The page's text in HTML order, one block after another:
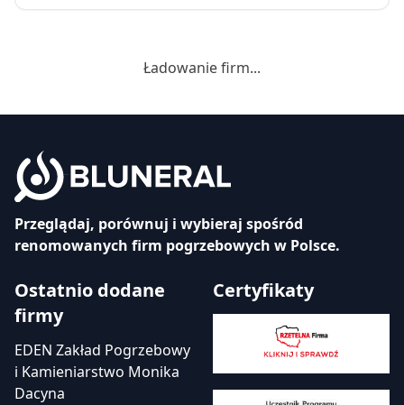
Ładowanie firm...
Przeglądaj, porównuj i wybieraj spośród
renomowanych firm pogrzebowych w Polsce.
Ostatnio dodane
firmy
EDEN Zakład Pogrzebowy
i Kamieniarstwo Monika
Dacyna
Certyfikaty